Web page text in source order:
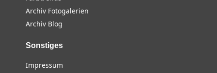
Archiv Fotogalerien
Archiv Blog
Sonstiges
Impressum